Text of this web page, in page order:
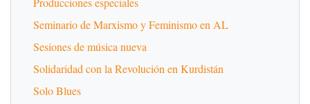
Seminario de Marxismo y Feminismo en AL
Sesiones de música nueva
Solidaridad con la Revolución en Kurdistán
Solo Blues